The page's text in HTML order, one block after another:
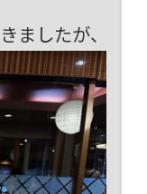
ましたが、